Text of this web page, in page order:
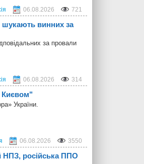
06.08.2026 721
шукають винних за
за провали
06.08.2026 314
Києвом"
України.
06.08.2026 3550
НПЗ, російська ППО